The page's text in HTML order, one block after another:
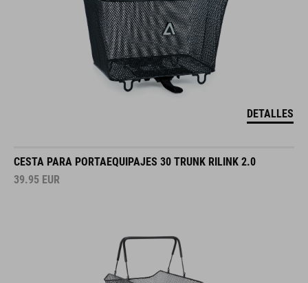
DETALLES
CESTA PARA PORTAEQUIPAJES 30 TRUNK RILINK 2.0
39.95 EUR